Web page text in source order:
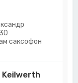
саксофон
Keilwerth